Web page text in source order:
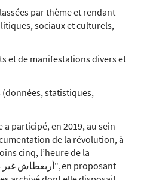
par thème et rendant
sociaux et culturels,
et de manifestations divers et
statistiques,
participé, en 2019, au sein
de la révolution, à
cinq, l’heure de la